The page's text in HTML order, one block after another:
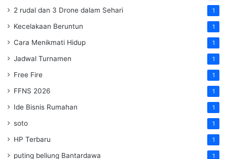
2 rudal dan 3 Drone dalam Sehari 1
Kecelakaan Beruntun 1
Cara Menikmati Hidup 1
Jadwal Turnamen 1
Free Fire 1
FFNS 2026 1
Ide Bisnis Rumahan 1
soto 1
HP Terbaru 1
puting beliung Bantardawa 1